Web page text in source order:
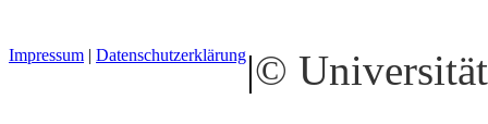
Impressum | Datenschutzerklärung|©